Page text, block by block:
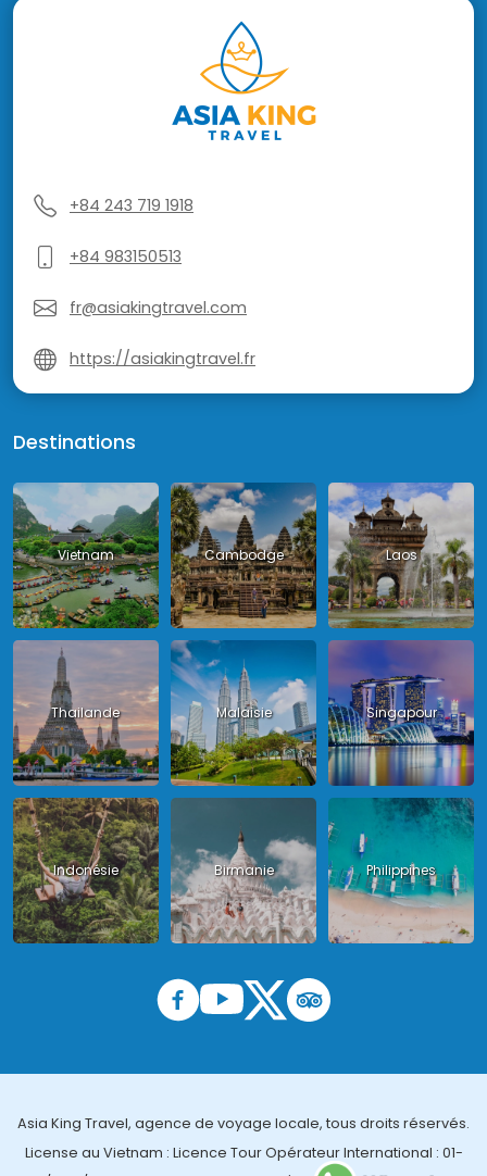
+84 243 719 1918
+84 983150513
fr@asiakingtravel.com
https://asiakingtravel.fr
Destinations
Vietnam Cambodge Laos
Thailande Malaisie Singapour
Indonésie Birmanie Philippines
Asia King Travel, agence de voyage locale, tous droits réservés.
License au Vietnam : Licence Tour Opérateur International : 01-